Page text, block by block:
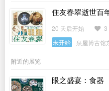
住友春翠逝世百
20 天后开始 3
未开始
泉屋博古馆
附近的展览
眼之盛宴：食器